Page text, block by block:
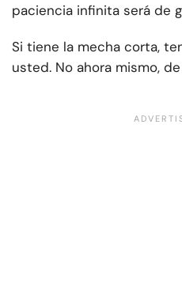
paciencia infinita será de
Si tiene la mecha corta,
usted. No ahora mismo,